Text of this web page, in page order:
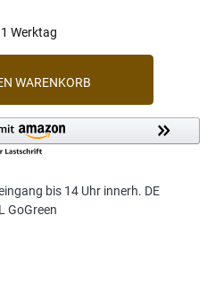
Werktag
WARENKORB
bis 14 Uhr innerh. DE
GoGreen